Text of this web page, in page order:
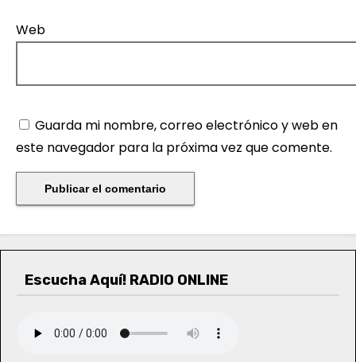
Web
Guarda mi nombre, correo electrónico y web en
este navegador para la próxima vez que comente.
Escucha Aquí! RADIO ONLINE